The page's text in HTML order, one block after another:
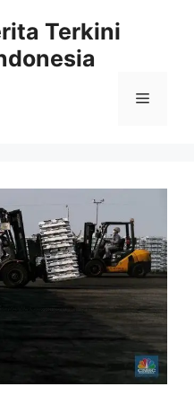
Terkini
Menu